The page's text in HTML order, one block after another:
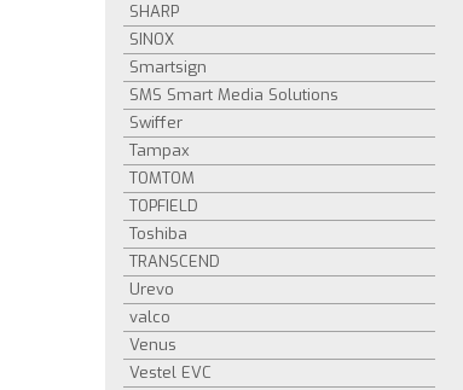
SHARP
SINOX
Smartsign
SMS Smart Media Solutions
Swiffer
Tampax
TOMTOM
TOPFIELD
Toshiba
TRANSCEND
Urevo
valco
Venus
Vestel EVC